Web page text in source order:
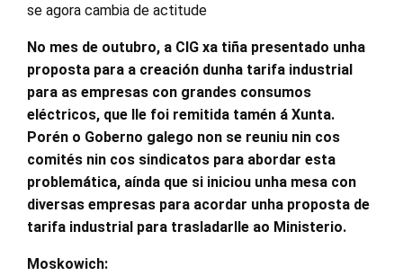
se agora cambia de actitude
No mes de outubro, a CIG xa tiña presentado unha
proposta para a creación dunha tarifa industrial
para as empresas con grandes consumos
eléctricos, que lle foi remitida tamén á Xunta.
Porén o Goberno galego non se reuniu nin cos
comités nin cos sindicatos para abordar esta
problemática, aínda que si iniciou unha mesa con
diversas empresas para acordar unha proposta de
tarifa industrial para trasladarlle ao Ministerio.
Moskowich: